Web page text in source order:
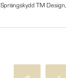
Sprängskydd TM